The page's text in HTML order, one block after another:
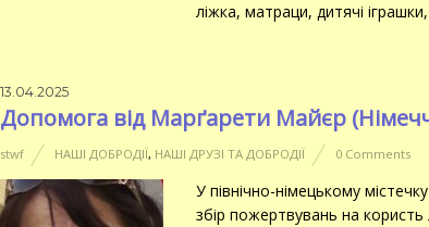
ліжка, матраци, дитячі
13.04.2025
Допомога від Марґарети Майєр
stwf НАШІ ДОБРОДІЇ, НАШІ ДРУЗІ ТА ДОБРОДІЇ 0 Comments
У північно-німецькому
збір пожертвувань на користь